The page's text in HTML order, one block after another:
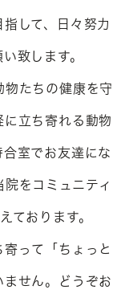
して、日々努力
致します。
物たちの健康を守
立ち寄れる動物
室でお友達にな
をコミュニティ
ております。
って「ちょっと
せん。どうぞお